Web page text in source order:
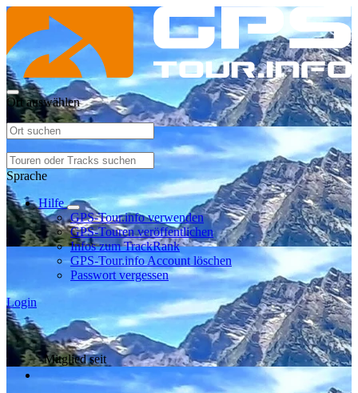
Ort auswählen
Sprache
Hilfe
GPS-Tour.info verwenden
GPS-Touren veröffentlichen
Infos zum TrackRank
GPS-Tour.info Account löschen
Passwort vergessen
Login
Mitglied seit